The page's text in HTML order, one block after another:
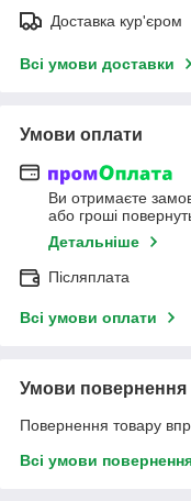
Доставка кур'єром
Всі умови доставки
Умови оплати
Ви отримаєте
або гроші
Детальніше
Післяплата
Всі умови оплати
Умови повернення
Повернення товару
Всі умови